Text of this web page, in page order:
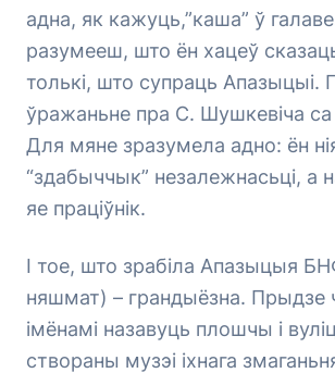
адна, як кажуць,”каша” ў
разумееш, што ён хацеў
толькі, што супраць Апазыцыі.
ўражаньне пра С. Шушкевіча
Для мяне зразумела адно: ён
“здабыччык” незалежнасьці, а
яе праціўнік.
І тое, што зрабіла Апазыцыя
няшмат) – грандыёзна. Прыдзе
імёнамі назавуць плошчы і
створаны музэі іхнага